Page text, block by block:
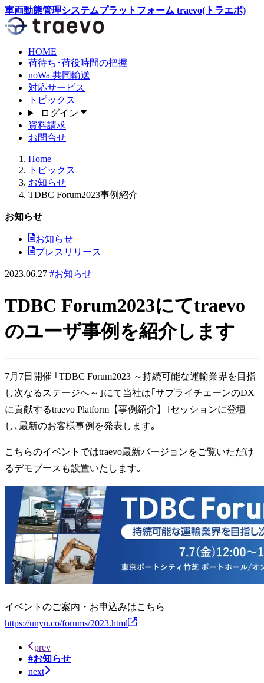
車両動態管理システムプラットフォーム traevo(トラエボ)
HOME
荷待ち･荷役時間の把握
noWa 共同輸送
対応サービス
トピックス
ログイン
資料請求
お問合せ
Home
トピックス
お知らせ
TDBC Forum2023事例紹介
お知らせ
お知らせ
プレスリリース
2023.06.27 #お知らせ
TDBC Forum2023にてtraevo
のユーザ事例を紹介します
7月7日開催 ｢TDBC Forum2023 ～持続可能な運輸業界を目指
し次なるステージへ～｣にて当社は｢サプライチェーンのDX
に貢献するtraevo Platform【事例紹介】｣セッションに登壇
し､最新のお客様事例を発表します｡
こちらのイベントではtraevo最新バージョンをご覧いただけ
るデモブースも設置いたします｡
イベントのご案内・お申込みはこちら
https://unyu.co/forums/2023.html
prev
#お知らせ
next